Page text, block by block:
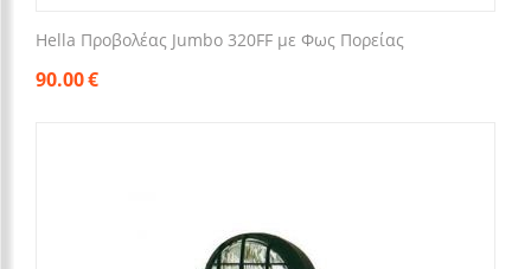
Hella Προβολέας Jumbo 320FF με Φως Πορείας
90.00€